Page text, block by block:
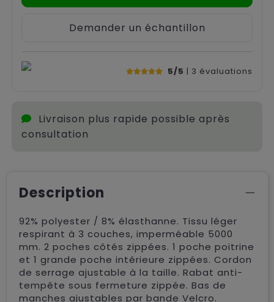
Demander un échantillon
5/5 | 3 évaluations
Livraison plus rapide possible après
consultation
Description
92% polyester / 8% élasthanne. Tissu léger
respirant à 3 couches, imperméable 5000
mm. 2 poches côtés zippées. 1 poche poitrine
et 1 grande poche intérieure zippées. Cordon
de serrage ajustable à la taille. Rabat anti-
tempête sous fermeture zippée. Bas de
manches ajustables par bande Velcro.